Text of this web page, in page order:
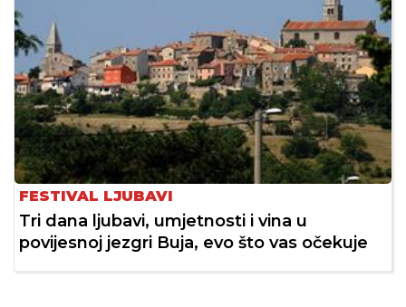
FESTIVAL LJUBAVI
Tri dana ljubavi, umjetnosti i vina u
povijesnoj jezgri Buja, evo što vas očekuje